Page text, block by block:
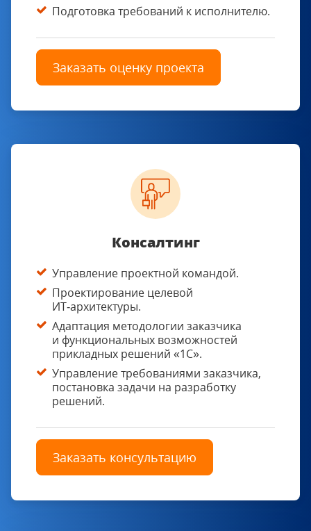
Подготовка требований к исполнителю.
Заказать оценку проекта
Консалтинг
Управление проектной командой.
Проектирование целевой
ИТ‑архитектуры.
Адаптация методологии заказчика
и функциональных возможностей
прикладных решений «1С».
Управление требованиями заказчика,
постановка задачи на разработку
решений.
Заказать консультацию